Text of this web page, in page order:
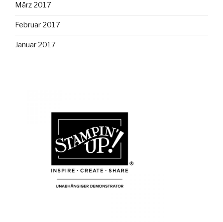
März 2017
Februar 2017
Januar 2017